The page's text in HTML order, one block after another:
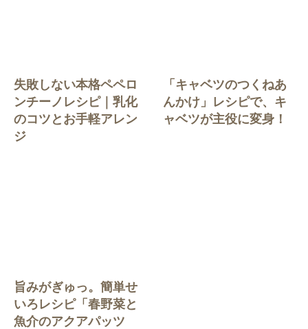
失敗しない本格ペペロ
ンチーノレシピ｜乳化
のコツとお手軽アレン
ジ
「キャベツのつくねあ
んかけ」レシピで、キ
ャベツが主役に変身！
旨みがぎゅっ。簡単せ
いろレシピ「春野菜と
魚介のアクアパッツ